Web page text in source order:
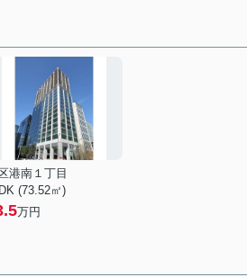
港南１丁目
(73.52㎡)
万円